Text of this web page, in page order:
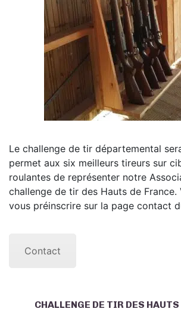
Le challenge de tir départemental
permet aux six meilleurs tireurs sur
roulantes de représenter notre
challenge de tir des Hauts de France.
vous préinscrire sur la page contact
Contact
CHALLENGE DE TIR DES HAUTS